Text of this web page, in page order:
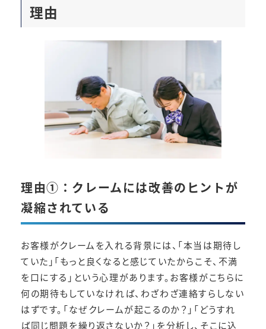
理由
理由①：クレームには改善のヒントが
凝縮されている
お客様がクレームを入れる背景には、「本当は期待し
ていた」「もっと良くなると感じていたからこそ、不満
を口にする」という心理があります。お客様がこちらに
何の期待もしていなければ、わざわざ連絡すらしない
はずです。「なぜクレームが起こるのか？」「どうすれ
ば同じ問題を繰り返さないか？」を分析し、そこに込